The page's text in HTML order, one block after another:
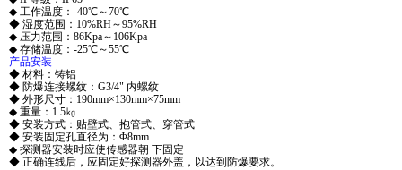
◆ 工作温度：-40℃～70℃
◆ 湿度范围：10%RH～95%RH
◆ 压力范围：86Kpa～106Kpa
◆ 存储温度：-25℃～55℃
产品安装
◆ 材料：铸铝
◆ 防爆连接螺纹：G3/4" 内螺纹
◆ 外形尺寸：190mm×130mm×75mm
◆ 重量：1.5㎏
◆ 安装方式：贴壁式、抱管式、穿管式
◆ 安装固定孔直径为：Φ8mm
◆ 探测器安装时应使传感器朝 下固定
◆ 正确连线后，应固定好探测器外盖，以达到防爆要求。